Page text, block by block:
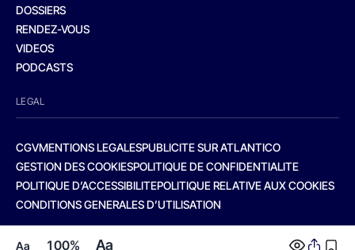
Aa 100% Aa
DOSSIERS
RENDEZ-VOUS
VIDEOS
PODCASTS
LEGAL
CGVMENTIONS LEGALESPUBLICITE SUR ATLANTICO
GESTION DES COOKIESPOLITIQUE DE CONFIDENTIALITE
POLITIQUE D’ACCESSIBILITEPOLITIQUE RELATIVE AUX COOKIES
CONDITIONS GENERALES D’UTILISATION